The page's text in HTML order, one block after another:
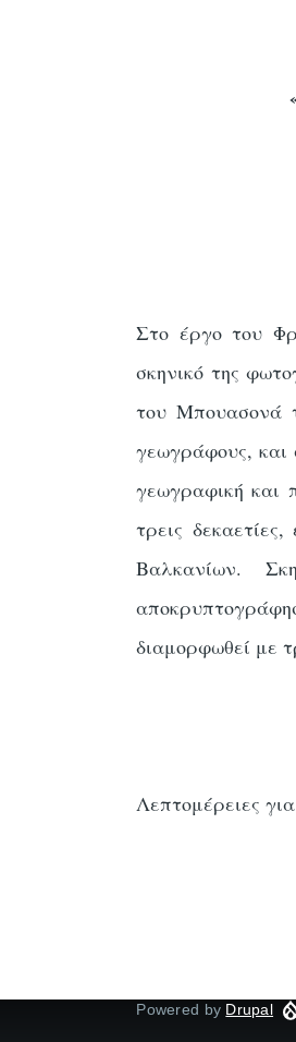
Στο έργο του
σκηνικό της
του Μπουασονά
γεωγράφους, και
γεωγραφική και
τρεις
Βαλκανίων.
διαμορφωθεί με
Λεπτομέρειες
Powered by Drupal